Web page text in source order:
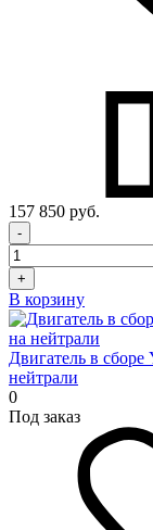
157 850 руб.
-
+
В корзину
Двигатель в
нейтрали
0
Под заказ